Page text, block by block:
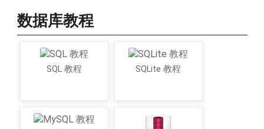
数据库教程
SQL 教程 SQLite 教程